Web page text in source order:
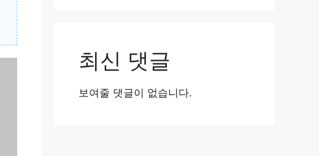
최신 댓글
보여줄 댓글이 없습니다.